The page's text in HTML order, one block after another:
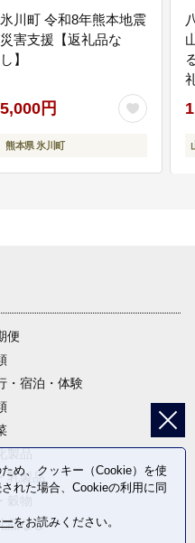
氷川町 令和8年熊本地震
災害支援【返礼品な
し】
5,000円
熊本県 氷川町
便
・宿泊・体験
乳製品
品なし
め、クッキー（Cookie）を使
れた場合、Cookieの利用に同
をお読みください。